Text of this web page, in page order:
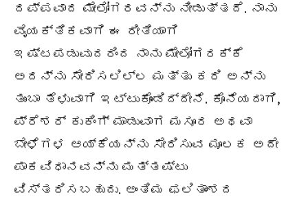
ದಪ್ಪವಾದ ಮೇಲೋಗರವನ್ನು ನೀಡುತ್ತದೆ. ನಾನು
ವೈಯಕ್ತಿಕವಾಗಿ ಈ ರೀತಿಯಾಗಿ
ಇಷ್ಟಪಡುವುದರಿಂದ ನಾನು ಮೇಲೋಗರಕ್ಕೆ
ಅದನ್ನು ಸೇರಿಸಲಿಲ್ಲ ಮತ್ತು ಕರಿ ಅನ್ನು
ತುಂಬಾ ತೆಳುವಾಗಿ ಇಟ್ಟುಕೊಂಡಿದ್ದೇನೆ. ಕೊನೆಯದಾಗಿ,
ಪ್ರೆಶರ್ ಕುಕಿಂಗ್ ಮಾಡುವಾಗ ಮಸೂರ ಅಥವಾ
ಬೇಳೆಗಳ ಆಯ್ಕೆಯನ್ನು ಸೇರಿಸುವ ಮೂಲಕ ಅದೇ
ಪಾಕವಿಧಾನವನ್ನು ಮತ್ತಷ್ಟು
ವಿಸ್ತರಿಸಬಹುದು. ಅಂತಿಮ ಫಲಿತಾಂಶದ